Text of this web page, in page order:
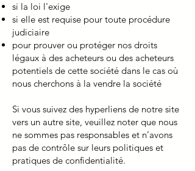
si la loi l'exige
si elle est requise pour toute procédure
judiciaire
pour prouver ou protéger nos droits
légaux à des acheteurs ou des acheteurs
potentiels de cette société dans le cas où
nous cherchons à la vendre la société
Si vous suivez des hyperliens de notre site
vers un autre site, veuillez noter que nous
ne sommes pas responsables et n’avons
pas de contrôle sur leurs politiques et
pratiques de confidentialité.